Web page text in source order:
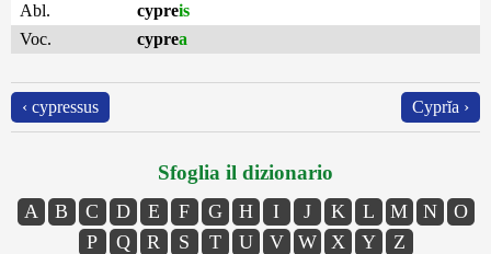
Abl.
cypreis
Voc.
cyprea
‹ cypressus Cyprĭa ›
Sfoglia il dizionario
A B C D E F G H I J K L M N
O
P
Q R S T U V W X Y Z